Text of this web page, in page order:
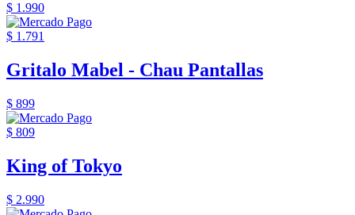
$ 1.990
$ 1.791
Gritalo Mabel - Chau Pantallas
$ 899
$ 809
King of Tokyo
$ 2.990